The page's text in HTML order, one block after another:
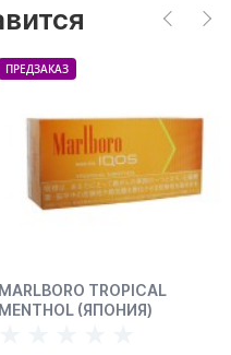
MARLBORO YELLOW
MENTHOL (ЯПОНИЯ)